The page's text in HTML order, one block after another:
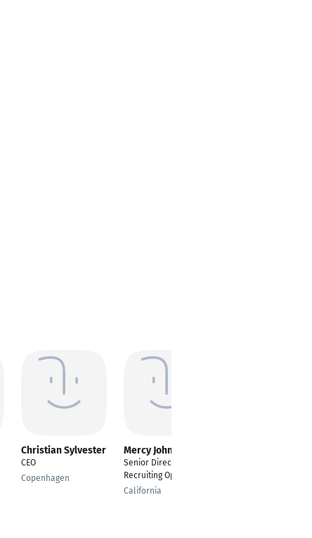
Christian Sylvester
CEO
Copenhagen
Mercy Johnson
Senior Director of
Recruiting Operations
California